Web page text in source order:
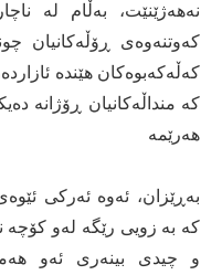
نەهەژێنێت، بەڵام لە
کەوتنەوەی ڕۆڵەکانیان
کەڵەکەبوەکان هێندە
کە منداڵەکانیان ڕۆژانە
هەرێمە
بەڕێزان، ئەوە ئەرکی
کە بە زویی رێگە لەو کۆچە
و چیدی بینەری ئەو